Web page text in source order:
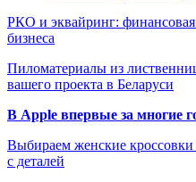
РКО и эквайринг:
бизнеса
Пиломатериалы из
вашего проекта в Беларуси
В Apple впервые за многие
Выбираем женские кроссовки
с деталей